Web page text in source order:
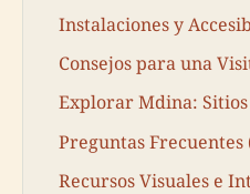
Instalaciones y
Consejos para una
Explorar Mdina: Sitios
Preguntas Frecuentes
Recursos Visuales e